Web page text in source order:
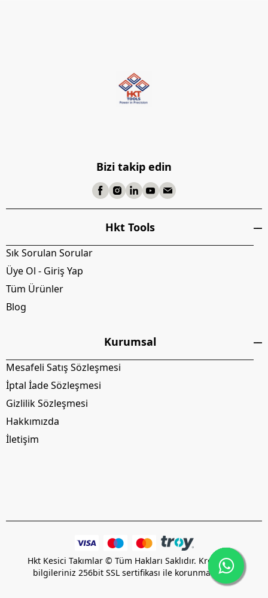
Bizi takip edin
Hkt Tools
Sık Sorulan Sorular
Üye Ol - Giriş Yap
Tüm Ürünler
Blog
Kurumsal
Mesafeli Satış Sözleşmesi
İptal İade Sözleşmesi
Gizlilik Sözleşmesi
Hakkımızda
İletişim
Hkt Kesici Takımlar © Tüm Hakları Saklıdır. Kredi kartı
bilgileriniz 256bit SSL sertifikası ile korunmaktadır.